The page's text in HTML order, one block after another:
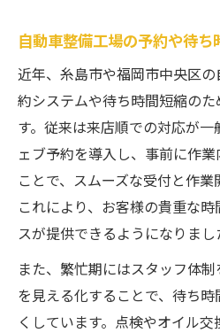
自動車整備工場の予約や待ち
近年、糸島市や福岡市中央区
約システムや待ち時間短縮の
す。従来は来店順での対応が
ェブ予約を導入し、事前に作
ことで、スムーズな受付と作業
これにより、お客様の貴重な
スが提供できるようになりまし
また、繁忙期にはスタッフ体
を見える化することで、待ち
くしています。点検やオイル